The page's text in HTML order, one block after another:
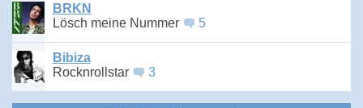
BRKN
Lösch meine Nummer
5
Bibiza
Rocknrollstar
3